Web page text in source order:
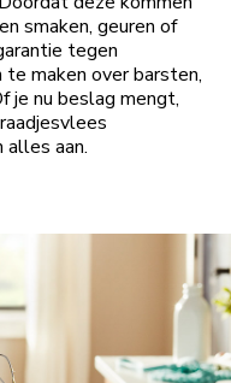
smaken, geuren of
tegen
maken over barsten,
je nu beslag mengt,
alles aan.